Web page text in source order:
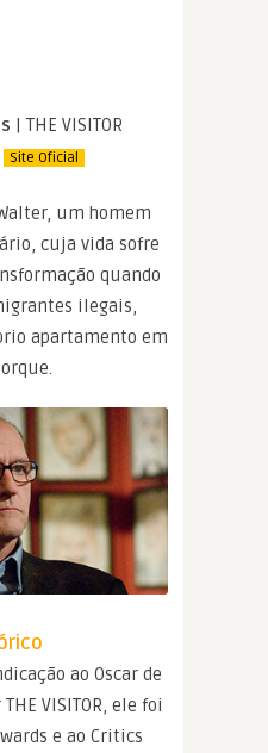
| THE VISITOR
Site Oficial
um homem
cuja vida sofre
quando
ilegais,
apartamento em
ao Oscar de
VISITOR, ele foi
e ao Critics